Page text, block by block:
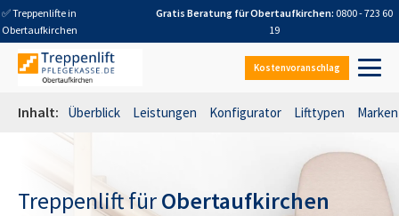
✅ Treppenlifte in
Obertaufkirchen
Gratis Beratung fürObertaufkirchen: 0800 - 723 60
19
Kostenvoranschlag
Inhalt: Überblick Leistungen Konfigurator Lifttypen Marken
Treppenlift fürObertaufkirchen